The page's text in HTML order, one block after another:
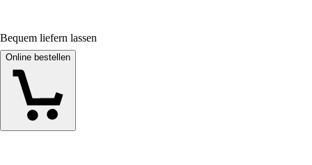
Bequem liefern lassen
Online bestellen